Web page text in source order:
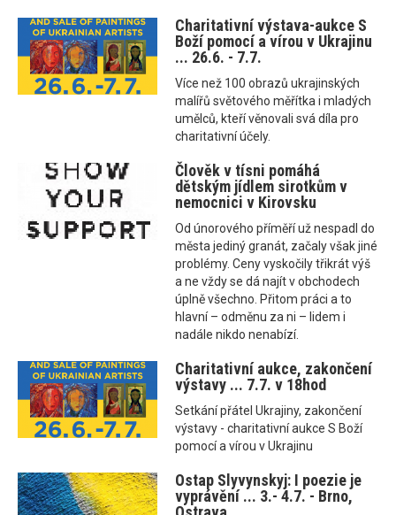
Charitativní výstava-aukce S
Boží pomocí a vírou v Ukrajinu
... 26.6. - 7.7.
Více než 100 obrazů ukrajinských
malířů světového měřítka i mladých
umělců, kteří věnovali svá díla pro
charitativní účely.
Člověk v tísni pomáhá
dětským jídlem sirotkům v
nemocnici v Kirovsku
Od únorového příměří už nespadl do
města jediný granát, začaly však jiné
problémy. Ceny vyskočily třikrát výš
a ne vždy se dá najít v obchodech
úplně všechno. Přitom práci a to
hlavní – odměnu za ni – lidem i
nadále nikdo nenabízí.
Charitativní aukce, zakončení
výstavy ... 7.7. v 18hod
Setkání přátel Ukrajiny, zakončení
výstavy - charitativní aukce S Boží
pomocí a vírou v Ukrajinu
Ostap Slyvynskyj: I poezie je
vyprávění ... 3.- 4.7. - Brno,